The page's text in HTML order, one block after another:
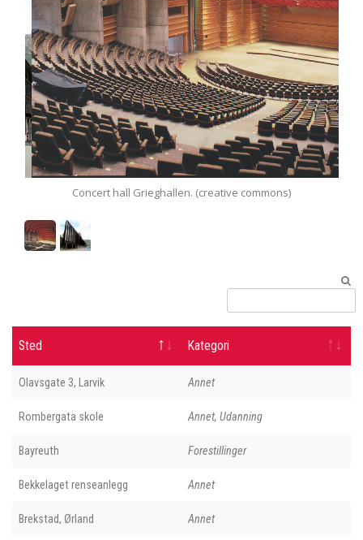
Concert hall Grieghallen. (creative commons)
Sted Kategori
Olavsgate 3, Larvik Annet
Rombergata skole Annet, Udanning
Bayreuth Forestillinger
Bekkelaget renseanlegg Annet
Brekstad, Ørland Annet